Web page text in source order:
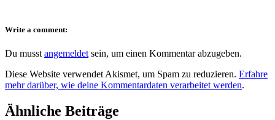
Write a comment:
Du musst angemeldet sein, um einen Kommentar abzugeben.
Diese Website verwendet Akismet, um Spam zu reduzieren. Erfahre
mehr darüber, wie deine Kommentardaten verarbeitet werden.
Ähnliche Beiträge